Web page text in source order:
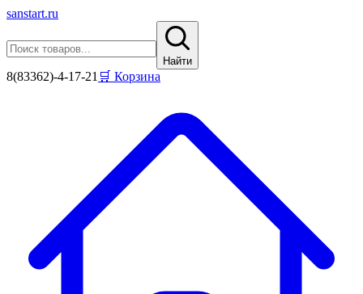
sanstart.ru
Найти
8(83362)-4-17-21 🛒 Корзина